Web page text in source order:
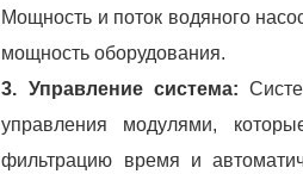
Мощность и поток водяного
мощность оборудования.
3. Управление система:
управления модулями,
фильтрацию время и